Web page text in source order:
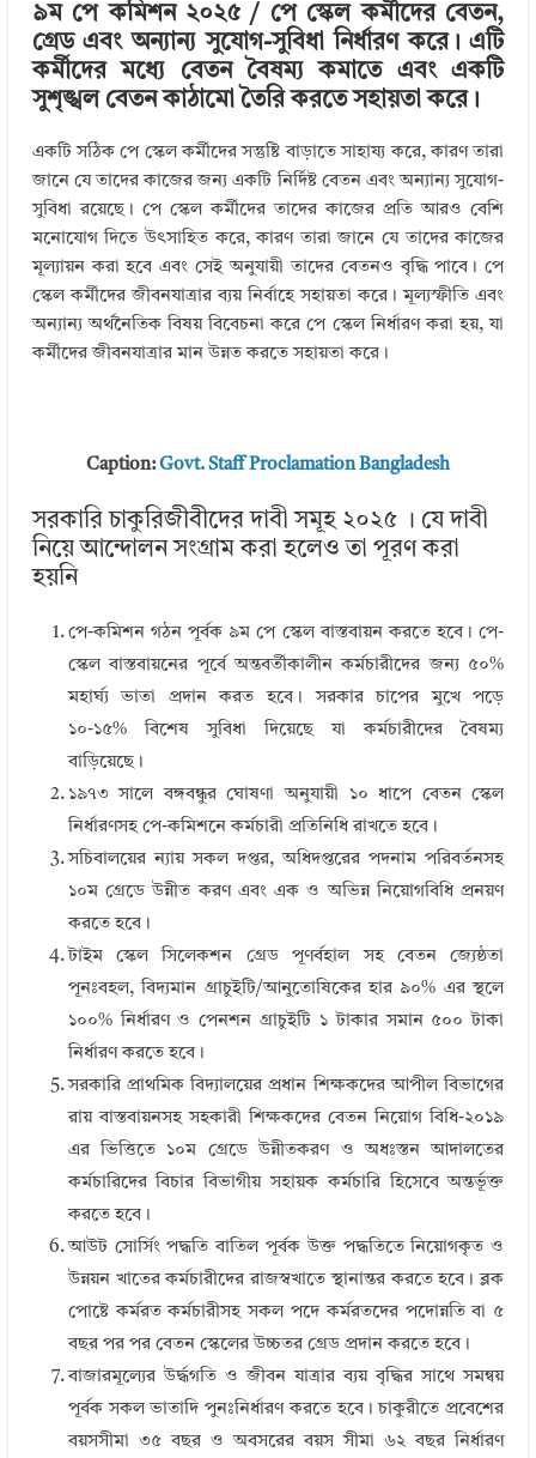
৯ম পে কমিশন ২০২৫ / পে স্কেল কর্মীদের বেতন,
গ্রেড এবং অন্যান্য সুযোগ-সুবিধা নির্ধারণ করে। এটি
কর্মীদের মধ্যে বেতন বৈষম্য কমাতে এবং একটি
সুশৃঙ্খল বেতন কাঠামো তৈরি করতে সহায়তা করে।
একটি সঠিক পে স্কেল কর্মীদের সন্তুষ্টি বাড়াতে সাহায্য করে, কারণ তারা
জানে যে তাদের কাজের জন্য একটি নির্দিষ্ট বেতন এবং অন্যান্য সুযোগ-
সুবিধা রয়েছে। পে স্কেল কর্মীদের তাদের কাজের প্রতি আরও বেশি
মনোযোগ দিতে উৎসাহিত করে, কারণ তারা জানে যে তাদের কাজের
মূল্যায়ন করা হবে এবং সেই অনুযায়ী তাদের বেতনও বৃদ্ধি পাবে। পে
স্কেল কর্মীদের জীবনযাত্রার ব্যয় নির্বাহে সহায়তা করে। মূল্যস্ফীতি এবং
অন্যান্য অর্থনৈতিক বিষয় বিবেচনা করে পে স্কেল নির্ধারণ করা হয়, যা
কর্মীদের জীবনযাত্রার মান উন্নত করতে সহায়তা করে।
Caption:Govt. Staff Proclamation Bangladesh
সরকারি চাকুরিজীবীদের দাবী সমূহ ২০২৫ । যে দাবী
নিয়ে আন্দোলন সংগ্রাম করা হলেও তা পূরণ করা
হয়নি
পে-কমিশন গঠন পূর্বক ৯ম পে স্কেল বাস্তবায়ন করতে হবে। পে-
স্কেল বাস্তবায়নের পূর্বে অন্তবর্তীকালীন কর্মচারীদের জন্য ৫০%
মহার্ঘ্য ভাতা প্রদান করত হবে। সরকার চাপের মুখে পড়ে
১০-১৫% বিশেষ সুবিধা দিয়েছে যা কর্মচারীদের বৈষম্য
বাড়িয়েছে।
১৯৭৩ সালে বঙ্গবন্ধুর ঘোষণা অনুযায়ী ১০ ধাপে বেতন স্কেল
নির্ধারণসহ পে-কমিশনে কর্মচারী প্রতিনিধি রাখতে হবে।
সচিবালয়ের ন্যায় সকল দপ্তর, অধিদপ্তরের পদনাম পরিবর্তনসহ
১০ম গ্রেডে উন্নীত করণ এবং এক ও অভিন্ন নিয়োগবিধি প্রনয়ণ
করতে হবে।
টাইম স্কেল সিলেকশন গ্রেড পূণর্বহাল সহ বেতন জ্যেষ্ঠতা
পূনঃবহল, বিদ্যমান গ্রাচুইটি/আনুতোষিকের হার ৯০% এর স্থলে
১০০% নির্ধারণ ও পেনশন গ্রাচুইটি ১ টাকার সমান ৫০০ টাকা
নির্ধারণ করতে হবে।
সরকারি প্রাথমিক বিদ্যালয়ের প্রধান শিক্ষকদের আপীল বিভাগের
রায় বাস্তবায়নসহ সহকারী শিক্ষকদের বেতন নিয়োগ বিধি-২০১৯
এর ভিত্তিতে ১০ম গ্রেডে উন্নীতকরণ ও অধঃস্তন আদালতের
কর্মচারিদের বিচার বিভাগীয় সহায়ক কর্মচারি হিসেবে অন্তর্ভূক্ত
করতে হবে।
আউট সোর্সিং পদ্ধতি বাতিল পূর্বক উক্ত পদ্ধতিতে নিয়োগকৃত ও
উন্নয়ন খাতের কর্মচারীদের রাজস্বখাতে স্থানান্তর করতে হবে। ব্লক
পোষ্টে কর্মরত কর্মচারীসহ সকল পদে কর্মরতদের পদোন্নতি বা ৫
বছর পর পর বেতন স্কেলের উচ্চতর গ্রেড প্রদান করতে হবে।
বাজারমূল্যের উর্দ্ধগতি ও জীবন যাত্রার ব্যয় বৃদ্ধির সাথে সমন্বয়
পূর্বক সকল ভাতাদি পুনঃনির্ধারণ করতে হবে। চাকুরীতে প্রবেশের
বয়সসীমা ৩৫ বছর ও অবসরের বয়স সীমা ৬২ বছর নির্ধারণ